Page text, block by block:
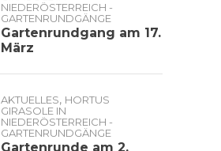
NIEDERÖSTERREICH -
GARTENRUNDGÄNGE
Gartenrundgang am 17.
März
AKTUELLES, HORTUS
GIRASOLE IN
NIEDERÖSTERREICH -
GARTENRUNDGÄNGE
Gartenrunde am 2.